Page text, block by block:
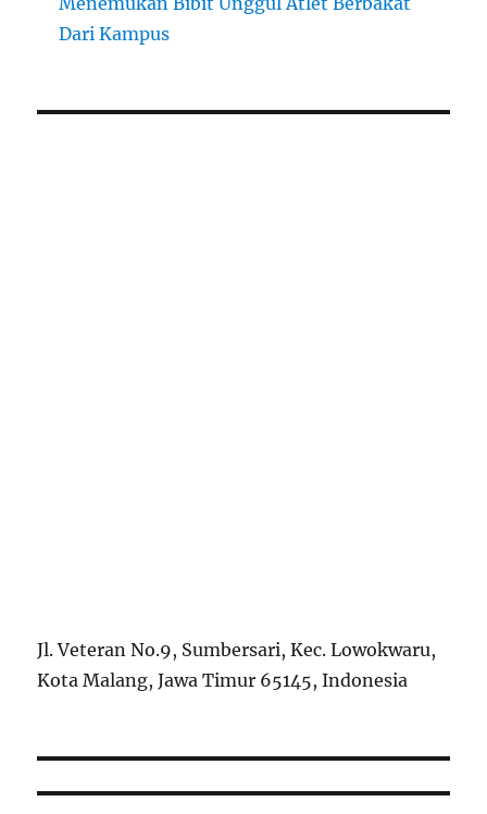
Dari Kampus
Jl. Veteran No.9, Sumbersari, Kec. Lowokwaru,
Kota Malang, Jawa Timur 65145, Indonesia